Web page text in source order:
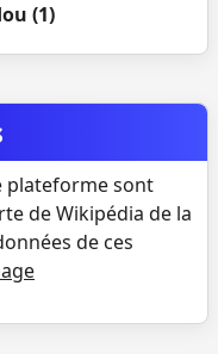
(1)
plateforme sont
de Wikipédia de la
de ces